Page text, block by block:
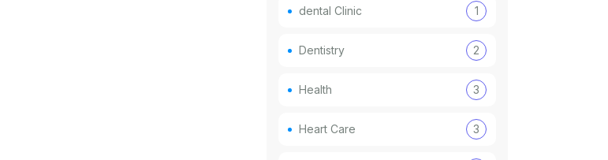
dental Clinic 1
Dentistry 2
Health 3
Heart Care 3